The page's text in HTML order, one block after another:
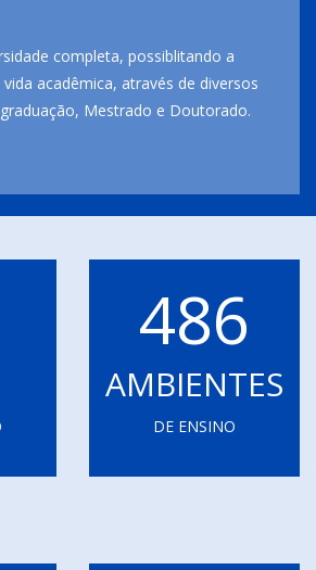
completa, possiblitando a
acadêmica, através de diversos
Mestrado e Doutorado.
486
AMBIENTES
DE ENSINO